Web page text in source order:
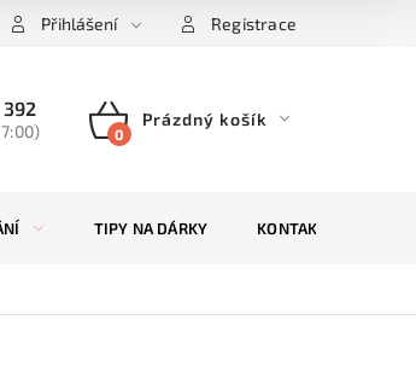
Přihlášení Registrace
NÁKUPNÍ
Prázdný košík
TIPY NA DÁRKY KONTAKTY